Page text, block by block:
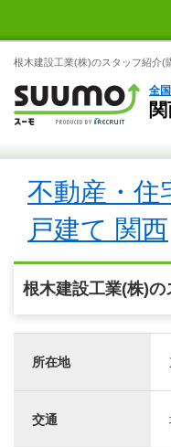
根木建設工業(株)のスタッフ紹介(
全
不動産・住
戸建て 関西
根木建設工業(株)の
所在地
交通